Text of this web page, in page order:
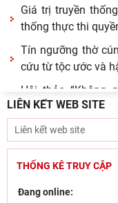
Giá trị truyền
thống thực thi
Tín ngưỡng thờ
cứu từ tộc ước và
Hội thảo “Không
nguyên mới: Định
Viện Nghiên cứu
Nguyễn Phương
Góc nhìn của
nền tảng tư tưởng
LIÊN KẾT WEB SITE
THỐNG KÊ TRUY CẬP
Đang online: